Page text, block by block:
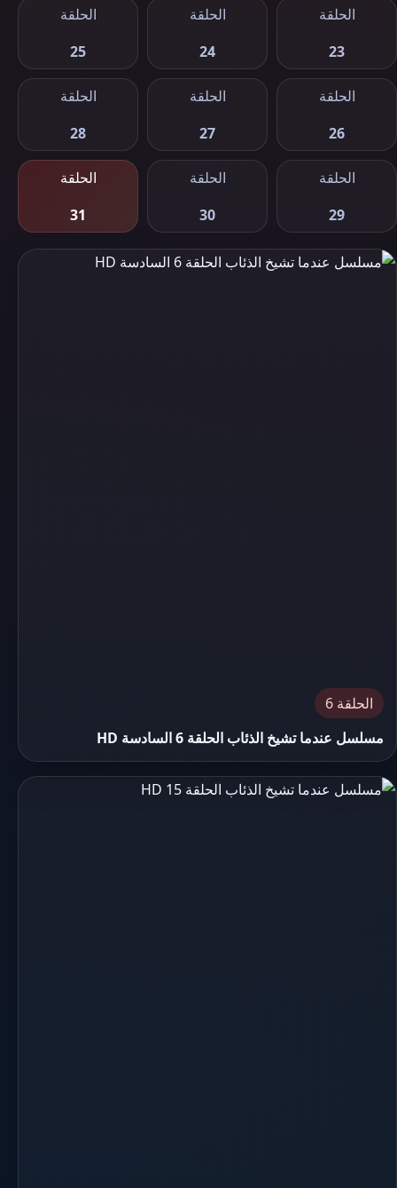
الحلقة
23
الحلقة
24
الحلقة
25
الحلقة
26
الحلقة
27
الحلقة
28
الحلقة
29
الحلقة
30
الحلقة
31
الحلقة 6
مسلسل عندما تشيخ الذئاب الحلقة 6 السادسة HD